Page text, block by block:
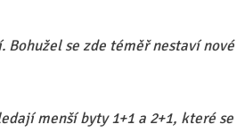
se zde téměř nestaví nové
menší byty 1+1 a 2+1, které se